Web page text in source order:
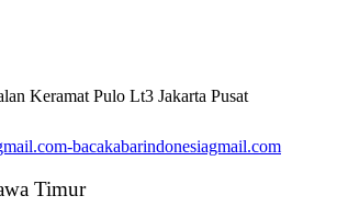
Keramat Pulo Lt3 Jakarta Pusat
bacakabarindonesiagmail.com
Timur